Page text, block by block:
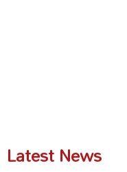
Latest News